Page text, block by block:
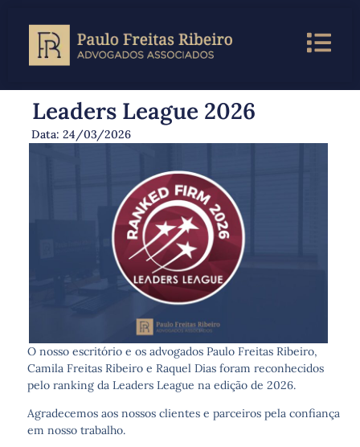
Leaders League 2026
Data: 24/03/2026
O nosso escritório e os advogados Paulo Freitas Ribeiro,
Camila Freitas Ribeiro e Raquel Dias foram reconhecidos
pelo ranking da Leaders League na edição de 2026.
Agradecemos aos nossos clientes e parceiros pela confiança
em nosso trabalho.